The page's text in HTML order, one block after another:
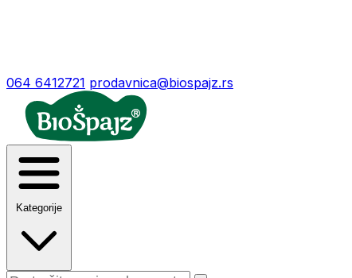
064 6412721 prodavnica@biospajz.rs
Kategorije